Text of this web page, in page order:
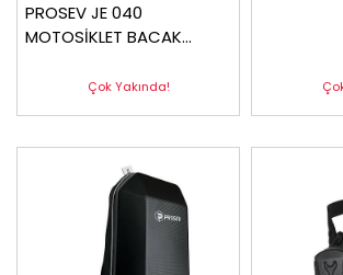
PROSEV JE 040
MOTOSİKLET BACAK
Çok Yakında!